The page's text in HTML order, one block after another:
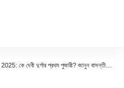
দেবী দুর্গার প্রথম পুজারী? জানুন বাসন্তী পুজোর ইতিহাস